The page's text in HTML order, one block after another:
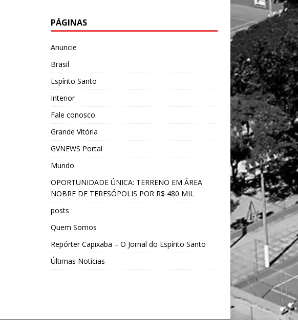
PÁGINAS
Anuncie
Brasil
Espírito Santo
Interior
Fale conosco
Grande Vitória
GVNEWS Portal
Mundo
OPORTUNIDADE ÚNICA: TERRENO EM ÁREA
NOBRE DE TERESÓPOLIS POR R$ 480 MIL
posts
Quem Somos
Repórter Capixaba – O Jornal do Espírito Santo
Últimas Notícias